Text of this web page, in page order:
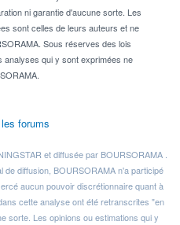
ni garantie d'aucune sorte. Les
sont celles de leurs auteurs et ne
Sous réserves des lois
analyses qui y sont exprimées ne
forums
et diffusée par BOURSORAMA .
diffusion, BOURSORAMA n'a participé
aucun pouvoir discrétionnaire quant à
cette analyse ont été retranscrites "en
sorte. Les opinions ou estimations qui y